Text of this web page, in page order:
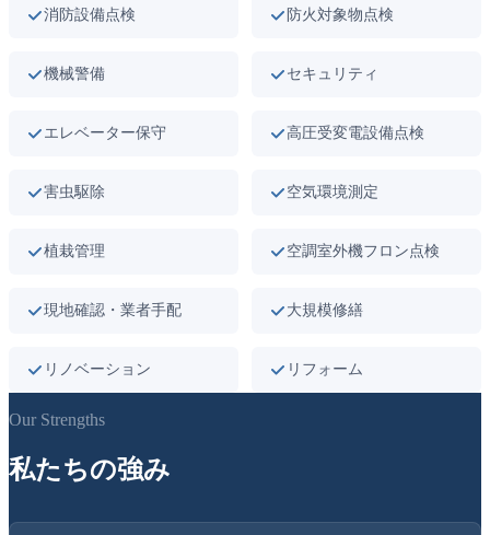
消防設備点検 防火対象物点検
機械警備 セキュリティ
エレベーター保守 高圧受変電設備点検
害虫駆除 空気環境測定
植栽管理 空調室外機フロン点検
現地確認・業者手配 大規模修繕
リノベーション リフォーム
Our Strengths
私たちの強み